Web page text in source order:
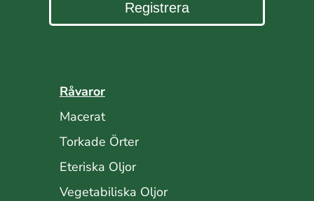
Registrera
Råvaror
Macerat
Torkade Örter
Eteriska Oljor
Vegetabiliska Oljor